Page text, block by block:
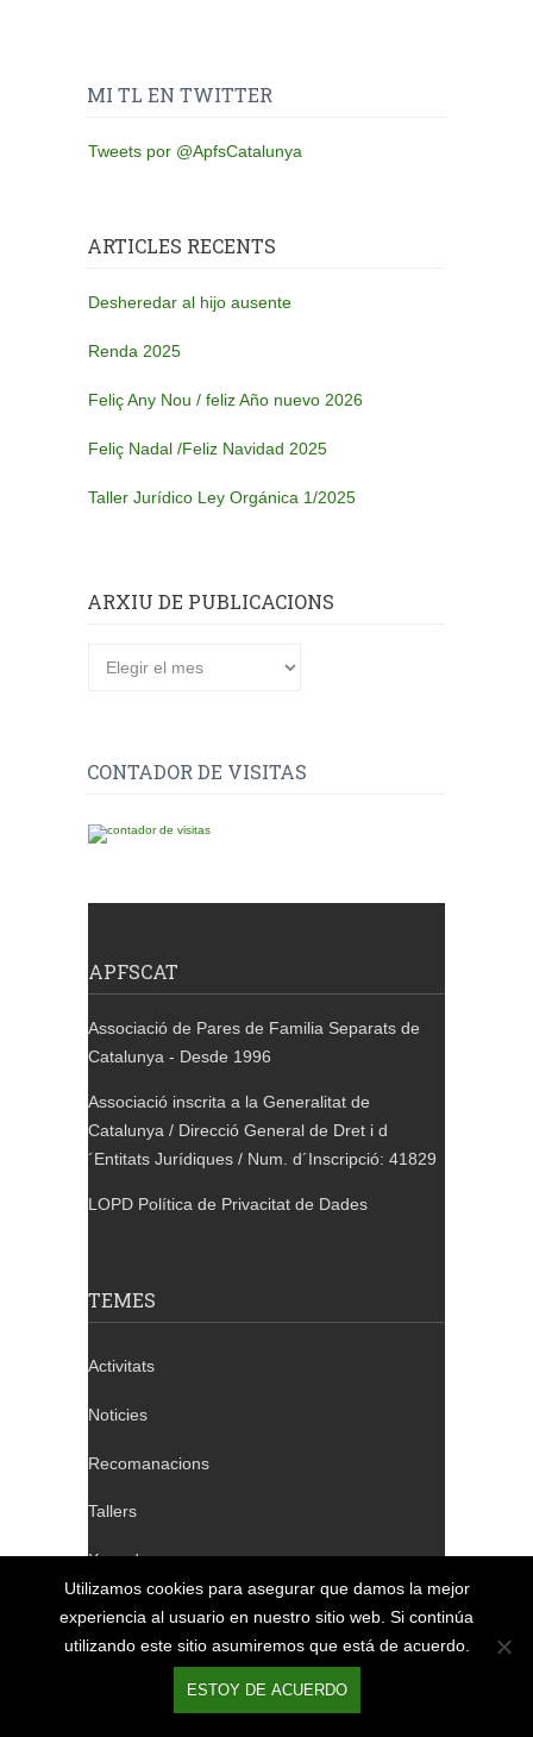
MI TL EN TWITTER
Tweets por @ApfsCatalunya
ARTICLES RECENTS
Desheredar al hijo ausente
Renda 2025
Feliç Any Nou / feliz Año nuevo 2026
Feliç Nadal /Feliz Navidad 2025
Taller Jurídico Ley Orgánica 1/2025
ARXIU DE PUBLICACIONS
CONTADOR DE VISITAS
APFSCAT
Associació de Pares de Familia Separats de
Catalunya - Desde 1996
Associació inscrita a la Generalitat de
Catalunya / Direcció General de Dret i d
´Entitats Jurídiques / Num. d´Inscripció: 41829
LOPD Política de Privacitat de Dades
TEMES
Activitats
Noticies
Recomanacions
Tallers
Xerrades
TELÈFONS DE CONTACTE
Utilizamos cookies para asegurar que damos la mejor
experiencia al usuario en nuestro sitio web. Si continúa
utilizando este sitio asumiremos que está de acuerdo.
ESTOY DE ACUERDO